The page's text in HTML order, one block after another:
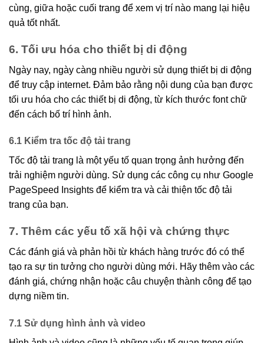
cùng, giữa hoặc cuối trang để xem vị trí nào mang lại hiệu
quả tốt nhất.
6. Tối ưu hóa cho thiết bị di động
Ngày nay, ngày càng nhiều người sử dụng thiết bị di động
để truy cập internet. Đảm bảo rằng nội dung của bạn được
tối ưu hóa cho các thiết bị di động, từ kích thước font chữ
đến cách bố trí hình ảnh.
6.1 Kiểm tra tốc độ tải trang
Tốc độ tải trang là một yếu tố quan trọng ảnh hưởng đến
trải nghiệm người dùng. Sử dụng các công cụ như Google
PageSpeed Insights để kiểm tra và cải thiện tốc độ tải
trang của bạn.
7. Thêm các yếu tố xã hội và chứng thực
Các đánh giá và phản hồi từ khách hàng trước đó có thể
tạo ra sự tin tưởng cho người dùng mới. Hãy thêm vào các
đánh giá, chứng nhận hoặc câu chuyện thành công để tạo
dựng niềm tin.
7.1 Sử dụng hình ảnh và video